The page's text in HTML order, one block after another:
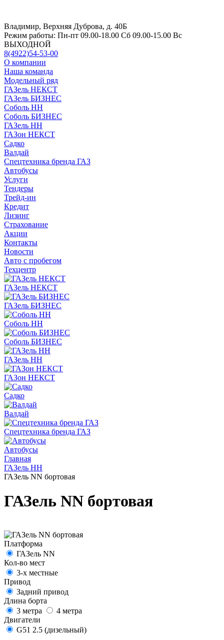
Владимир, Верхняя Дуброва, д. 40Б
Режим работы: Пн-пт 09.00-18.00 Сб 09.00-15.00 Вс
ВЫХОДНОЙ
8(4922)54-53-00
О компании
Наша команда
Модельный ряд
ГАЗель НЕКСТ
ГАЗель БИЗНЕС
Соболь НН
Соболь БИЗНЕС
ГАЗель НН
ГАЗон НЕКСТ
Садко
Валдай
Спецтехника бренда ГАЗ
Автобусы
Услуги
Тендеры
Трейд-ин
Кредит
Лизинг
Страхование
Акции
Контакты
Новости
Авто с пробегом
Техцентр
ГАЗель НЕКСТ
ГАЗель БИЗНЕС
Соболь НН
Соболь БИЗНЕС
ГАЗель НН
ГАЗон НЕКСТ
Садко
Валдай
Спецтехника бренда ГАЗ
Автобусы
Главная
ГАЗель НН
ГАЗель NN бортовая
ГАЗель NN бортовая
Платформа
ГАЗель NN
Кол-во мест
3-х местные
Привод
Задний привод
Длина борта
3 метра
4 метра
Двигатели
G51 2.5 (дизельный)